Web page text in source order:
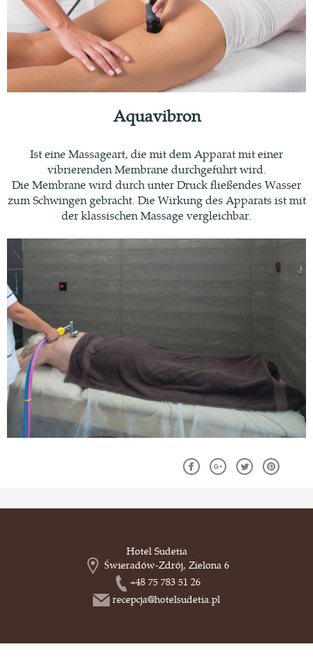
Aquavibron
Ist eine Massageart, die mit dem Apparat mit einer
vibrierenden Membrane durchgeführt wird.
Die Membrane wird durch unter Druck fließendes Wasser
zum Schwingen gebracht. Die Wirkung des Apparats ist mit
der klassischen Massage vergleichbar.
Hotel Sudetia
Świeradów-Zdrój, Zielona 6
+48 75 783 51 26
recepcja@hotelsudetia.pl